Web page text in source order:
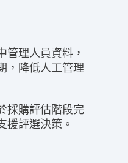
管理人員資料，
，降低人工管理
採購評估階段完
援評選決策。